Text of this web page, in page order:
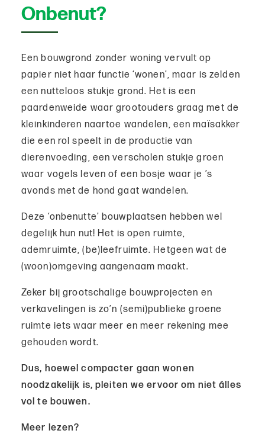
Onbenut?
Een bouwgrond zonder woning vervult op
papier niet haar functie ‘wonen’, maar is zelden
een nutteloos stukje grond. Het is een
paardenweide waar grootouders graag met de
kleinkinderen naartoe wandelen, een maïsakker
die een rol speelt in de productie van
dierenvoeding, een verscholen stukje groen
waar vogels leven of een bosje waar je ’s
avonds met de hond gaat wandelen.
Deze ‘onbenutte’ bouwplaatsen hebben wel
degelijk hun nut! Het is open ruimte,
ademruimte, (be)leefruimte. Hetgeen wat de
(woon)omgeving aangenaam maakt.
Zeker bij grootschalige bouwprojecten en
verkavelingen is zo’n (semi)publieke groene
ruimte iets waar meer en meer rekening mee
gehouden wordt.
Dus, hoewel compacter gaan wonen
noodzakelijk is, pleiten we ervoor om niet álles
vol te bouwen.
Meer lezen?